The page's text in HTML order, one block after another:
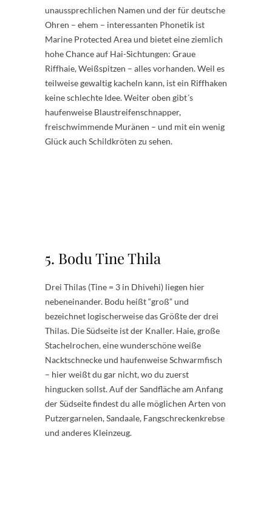
unaussprechlichen Namen und der für deutsche
Ohren – ehem – interessanten Phonetik ist
Marine Protected Area und bietet eine ziemlich
hohe Chance auf Hai-Sichtungen: Graue
Riffhaie, Weißspitzen – alles vorhanden. Weil es
teilweise gewaltig kacheln kann, ist ein Riffhaken
keine schlechte Idee. Weiter oben gibt´s
haufenweise Blaustreifenschnapper,
freischwimmende Muränen – und mit ein wenig
Glück auch Schildkröten zu sehen.
5. Bodu Tine Thila
Drei Thilas (Tine = 3 in Dhivehi) liegen hier
nebeneinander. Bodu heißt “groß” und
bezeichnet logischerweise das Größte der drei
Thilas. Die Südseite ist der Knaller. Haie, große
Stachelrochen, eine wunderschöne weiße
Nacktschnecke und haufenweise Schwarmfisch
– hier weißt du gar nicht, wo du zuerst
hingucken sollst. Auf der Sandfläche am Anfang
der Südseite findest du alle möglichen Arten von
Putzergarnelen, Sandaale, Fangschreckenkrebse
und anderes Kleinzeug.